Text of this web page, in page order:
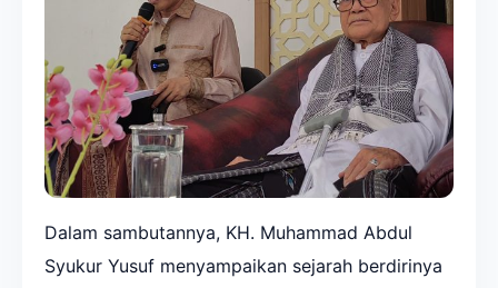
Dalam sambutannya, KH. Muhammad Abdul
Syukur Yusuf menyampaikan sejarah berdirinya